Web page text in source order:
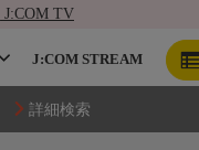
TV
J:COM STREAM
詳細検索